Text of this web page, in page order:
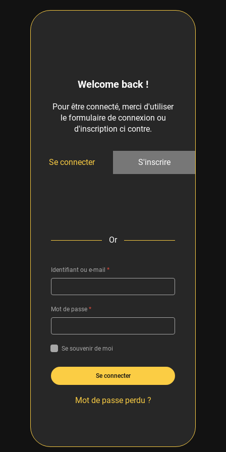
Welcome back !
Pour être connecté, merci d'utiliser
le formulaire de connexion ou
d'inscription ci contre.
Se connecter S'inscrire
Or
Identifiant ou e-mail *
Mot de passe *
Se souvenir de moi
Se connecter
Mot de passe perdu ?